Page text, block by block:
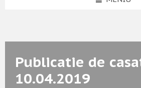
Publicatie de
10.04.2019